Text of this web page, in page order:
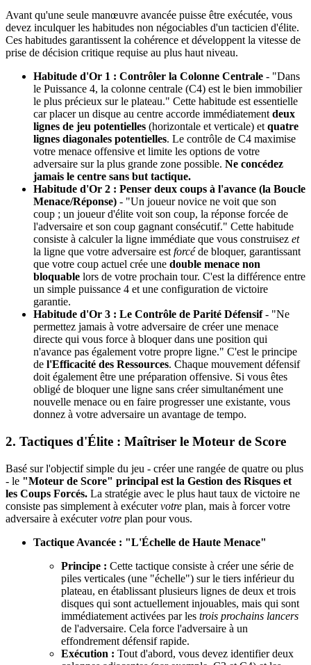
Avant qu'une seule manœuvre avancée puisse être exécutée, vous
devez inculquer les habitudes non négociables d'un tacticien d'élite.
Ces habitudes garantissent la cohérence et développent la vitesse de
prise de décision critique requise au plus haut niveau.
Habitude d'Or 1 : Contrôler la Colonne Centrale - "Dans
le Puissance 4, la colonne centrale (C4) est le bien immobilier
le plus précieux sur le plateau." Cette habitude est essentielle
car placer un disque au centre accorde immédiatement deux
lignes de jeu potentielles (horizontale et verticale) et quatre
lignes diagonales potentielles. Le contrôle de C4 maximise
votre menace offensive et limite les options de votre
adversaire sur la plus grande zone possible. Ne concédez
jamais le centre sans but tactique.
Habitude d'Or 2 : Penser deux coups à l'avance (la Boucle
Menace/Réponse) - "Un joueur novice ne voit que son
coup ; un joueur d'élite voit son coup, la réponse forcée de
l'adversaire et son coup gagnant consécutif." Cette habitude
consiste à calculer la ligne immédiate que vous construisez et
la ligne que votre adversaire est forcéde bloquer, garantissant
que votre coup actuel crée une double menace non
bloquable lors de votre prochain tour. C'est la différence entre
un simple puissance 4 et une configuration de victoire
garantie.
Habitude d'Or 3 : Le Contrôle de Parité Défensif- "Ne
permettez jamais à votre adversaire de créer une menace
directe qui vous force à bloquer dans une position qui
n'avance pas également votre propre ligne." C'est le principe
de l'Efficacité des Ressources. Chaque mouvement défensif
doit également être une préparation offensive. Si vous êtes
obligé de bloquer une ligne sans créer simultanément une
nouvelle menace ou en faire progresser une existante, vous
donnez à votre adversaire un avantage de tempo.
2. Tactiques d'Élite : Maîtriser le Moteur de Score
Basé sur l'objectif simple du jeu - créer une rangée de quatre ou plus
- le "Moteur de Score" principal est la Gestion des Risques et
les Coups Forcés. La stratégie avec le plus haut taux de victoire ne
consiste pas simplement à exécutervotre plan, mais à forcer votre
adversaire à exécutervotre plan pour vous.
Tactique Avancée : "L'Échelle de Haute Menace"
Principe : Cette tactique consiste à créer une série de
piles verticales (une "échelle") sur le tiers inférieur du
plateau, en établissant plusieurs lignes de deux et trois
disques qui sont actuellement injouables, mais qui sont
immédiatement activées par les trois prochains lancers
de l'adversaire. Cela force l'adversaire à un
effondrement défensif rapide.
Exécution : Tout d'abord, vous devez identifier deux